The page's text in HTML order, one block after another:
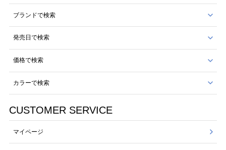
ブランドで検索
発売日で検索
価格で検索
カラーで検索
CUSTOMER SERVICE
マイページ